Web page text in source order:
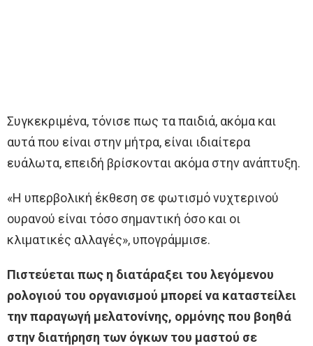
Συγκεκριμένα, τόνισε πως τα παιδιά, ακόμα και
αυτά που είναι στην μήτρα, είναι ιδιαίτερα
ευάλωτα, επειδή βρίσκονται ακόμα στην ανάπτυξη.
«Η υπερβολική έκθεση σε φωτισμό νυχτερινού
ουρανού είναι τόσο σημαντική όσο και οι
κλιματικές αλλαγές», υπογράμμισε.
Πιστεύεται πως η διατάραξει του λεγόμενου
ρολογιού του οργανισμού μπορεί να καταστείλει
την παραγωγή μελατονίνης, ορμόνης που βοηθά
στην διατήρηση των όγκων του μαστού σε